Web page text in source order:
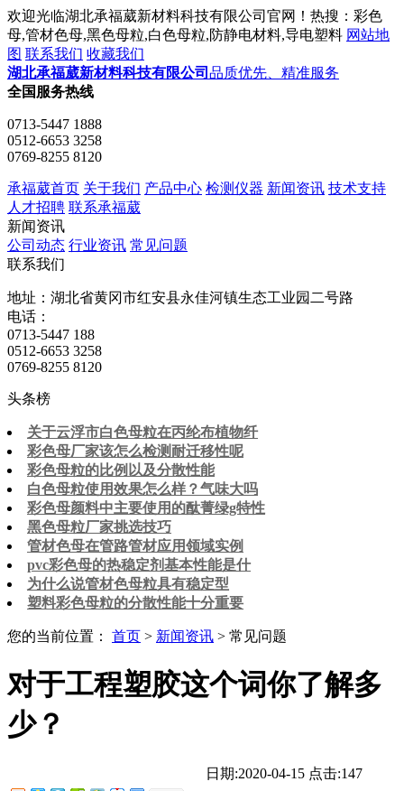
欢迎光临湖北承福葳新材料科技有限公司官网！热搜：彩色
母,管材色母,黑色母粒,白色母粒,防静电材料,导电塑料 网站地
图 联系我们 收藏我们
湖北承福葳新材料科技有限公司 品质优先、精准服务
全国服务热线
0713-5447 1888
0512-6653 3258
0769-8255 8120
承福葳首页 关于我们 产品中心 检测仪器 新闻资讯 技术支持
人才招聘 联系承福葳
新闻资讯
公司动态 行业资讯 常见问题
联系我们
地址：湖北省黄冈市红安县永佳河镇生态工业园二号路
电话：
0713-5447 188
0512-6653 3258
0769-8255 8120
头条榜
关于云浮市白色母粒​在丙纶布植物纤
彩色母厂家该怎么检测耐迁移性呢
彩色母粒的比例以及分散性能
白色母粒使用效果怎么样？气味大吗
彩色母颜料中主要使用的酞菁绿g特性
黑色母粒厂家挑选技巧
管材色母在管路管材应用领域实例
pvc彩色母的热稳定剂基本性能是什
为什么说管材色母粒具有稳定型
塑料彩色母粒的分散性能十分重要
您的当前位置： 首页 > 新闻资讯 > 常见问题
对于工程塑胶这个词你了解多
少？
日期:2020-04-15 点击:147